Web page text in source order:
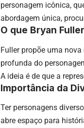
personagem icônica,
abordagem única,
O que Bryan
Fuller propõe uma
profunda do
A ideia é de que a
Importância da
Ter personagens
abre espaço para